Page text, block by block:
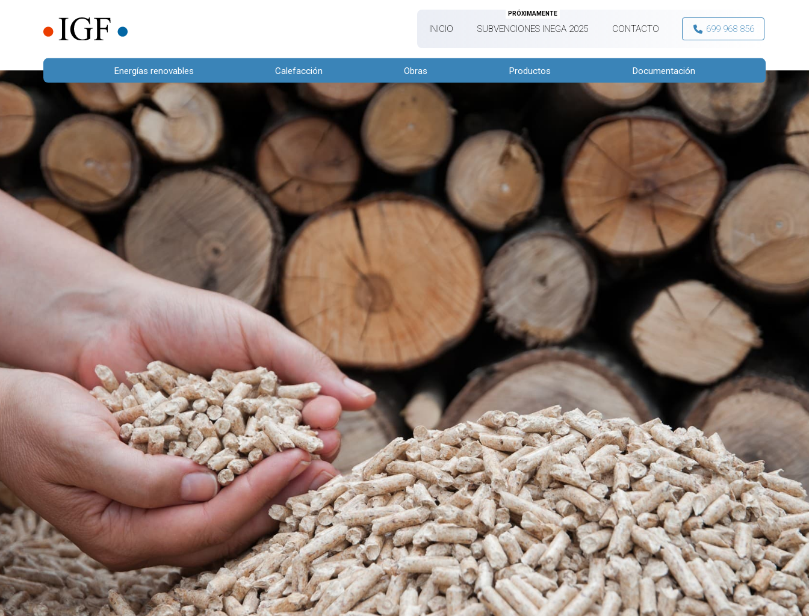
INICIO SUBVENCIONES INEGA 2025
PRÓXIMAMENTE
CONTACTO 699 968 856
Energías renovables Calefacción Obras Productos Documentación